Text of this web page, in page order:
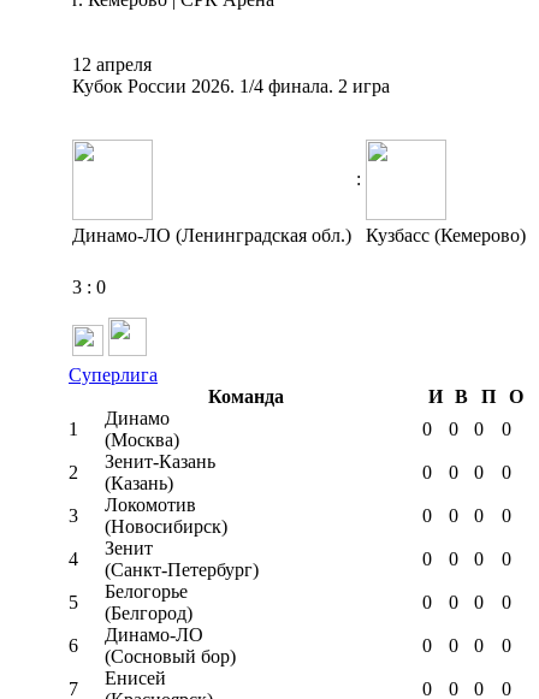
12 апреля
Кубок России 2026. 1/4 финала. 2 игра
:
Динамо-ЛО (Ленинградская обл.) Кузбасс (Кемерово)
3 : 0
Суперлига
Команда
И В П
О
1
Динамо
(Москва)
0 0 0 0
2
Зенит-Казань
(Казань)
0 0 0 0
3
Локомотив
(Новосибирск)
0 0 0 0
4
Зенит
(Санкт-Петербург)
0 0 0 0
5
Белогорье
(Белгород)
0 0 0 0
6
Динамо-ЛО
(Сосновый бор)
0 0 0 0
7
Енисей
0 0 0 0